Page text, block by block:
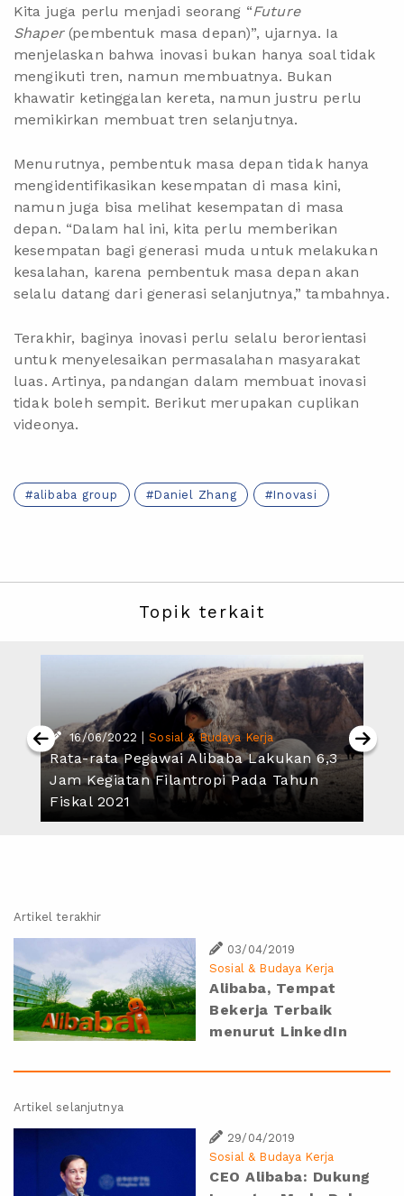
Kita juga perlu menjadi seorang “Future
Shaper(pembentuk masa depan)”, ujarnya. Ia
menjelaskan bahwa inovasi bukan hanya soal tidak
mengikuti tren, namun membuatnya. Bukan
khawatir ketinggalan kereta, namun justru perlu
memikirkan membuat tren selanjutnya.
Menurutnya, pembentuk masa depan tidak hanya
mengidentifikasikan kesempatan di masa kini,
namun juga bisa melihat kesempatan di masa
depan. “Dalam hal ini, kita perlu memberikan
kesempatan bagi generasi muda untuk melakukan
kesalahan, karena pembentuk masa depan akan
selalu datang dari generasi selanjutnya,” tambahnya.
Terakhir, baginya inovasi perlu selalu berorientasi
untuk menyelesaikan permasalahan masyarakat
luas. Artinya, pandangan dalam membuat inovasi
tidak boleh sempit. Berikut merupakan cuplikan
videonya.
alibaba group Daniel Zhang Inovasi
Topik terkait
16/06/2022 | Sosial & Budaya Kerja
Rata-rata Pegawai Alibaba Lakukan 6,3
Jam Kegiatan Filantropi Pada Tahun
Fiskal 2021
Artikel terakhir
03/04/2019
Sosial & Budaya Kerja
Alibaba, Tempat
Bekerja Terbaik
menurut LinkedIn
Artikel selanjutnya
29/04/2019
Sosial & Budaya Kerja
CEO Alibaba: Dukung